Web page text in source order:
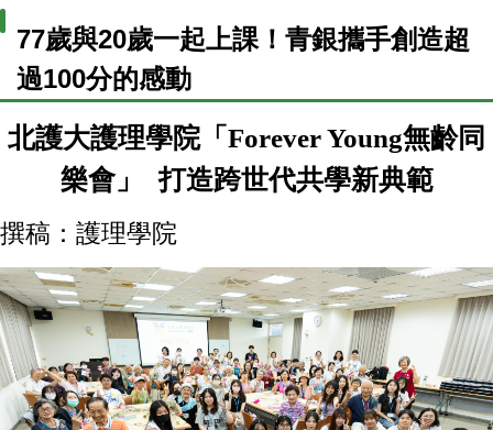
77歲與20歲一起上課！青銀攜手創造超
過100分的感動
北護大護理學院「 Forever Young無齡同
樂會」
打造跨世代共學新典範
撰稿：護理學院